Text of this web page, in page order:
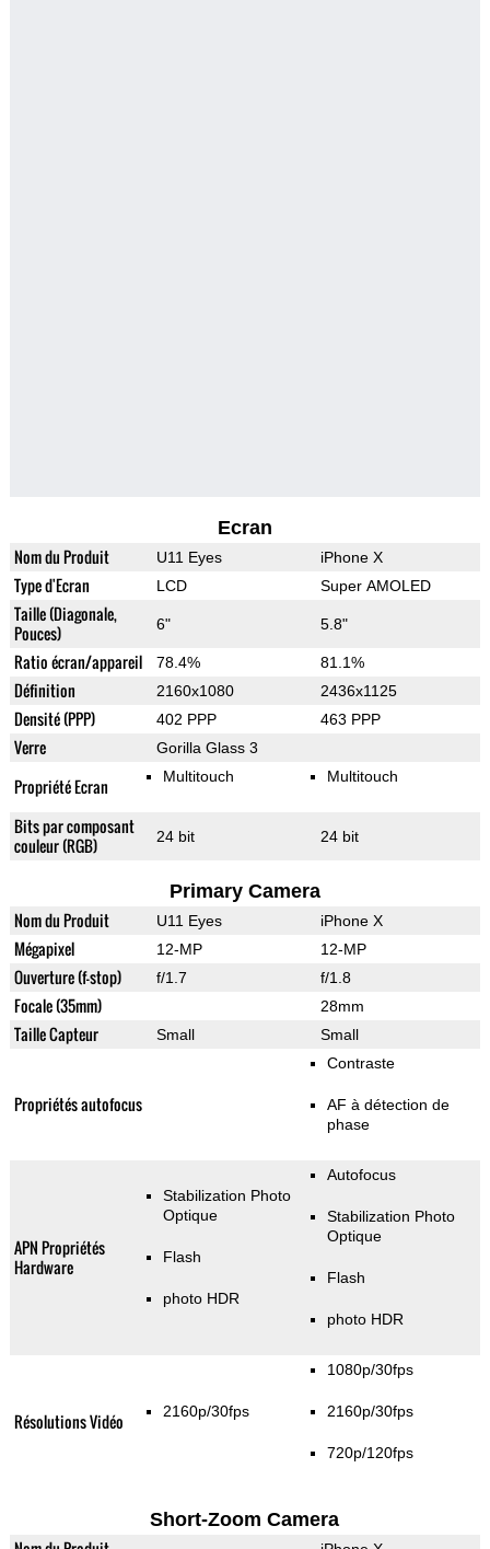
Ecran
Nom du Produit U11 Eyes iPhone X
Type d'Ecran LCD Super AMOLED
Taille (Diagonale,
Pouces)
6" 5.8"
Ratio écran/appareil 78.4% 81.1%
Définition 2160x1080 2436x1125
Densité (PPP) 402 PPP 463 PPP
Verre Gorilla Glass 3
Propriété Ecran Multitouch Multitouch
Bits par composant
couleur (RGB)
24 bit 24 bit
Primary Camera
Nom du Produit U11 Eyes iPhone X
Mégapixel 12-MP 12-MP
Ouverture (f-stop) f/1.7 f/1.8
Focale (35mm) 28mm
Taille Capteur Small Small
Propriétés autofocus
Contraste
AF à détection de
phase
APN Propriétés
Hardware
Stabilization Photo
Optique
Flash
photo HDR
Autofocus
Stabilization Photo
Optique
Flash
photo HDR
Résolutions Vidéo 2160p/30fps
1080p/30fps
2160p/30fps
720p/120fps
Short-Zoom Camera